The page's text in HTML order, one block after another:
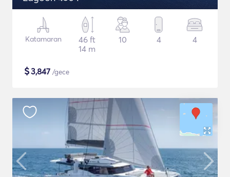
Katamaran
46 ft
14 m
10 4 4
$3,847 /gece